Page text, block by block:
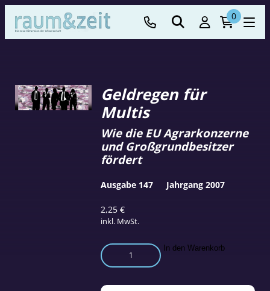
0
Geldregen für
Multis
2,25€
inkl. MwSt.
Wie die EU Agrarkonzerne
und Großgrundbesitzer
fördert
Geldregen
für
Menge
In den Warenkorb
Ausgabe 147 Jahrgang 2007